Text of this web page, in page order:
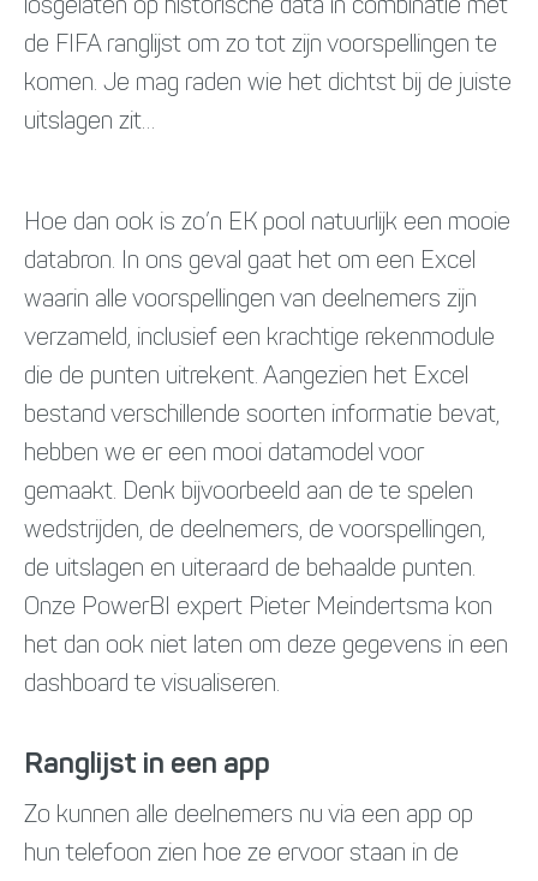
losgelaten op historische data in combinatie met
de FIFA ranglijst om zo tot zijn voorspellingen te
komen. Je mag raden wie het dichtst bij de juiste
uitslagen zit…
Hoe dan ook is zo’n EK pool natuurlijk een mooie
databron. In ons geval gaat het om een Excel
waarin alle voorspellingen van deelnemers zijn
verzameld, inclusief een krachtige rekenmodule
die de punten uitrekent. Aangezien het Excel
bestand verschillende soorten informatie bevat,
hebben we er een mooi datamodel voor
gemaakt. Denk bijvoorbeeld aan de te spelen
wedstrijden, de deelnemers, de voorspellingen,
de uitslagen en uiteraard de behaalde punten.
Onze PowerBI expert Pieter Meindertsma kon
het dan ook niet laten om deze gegevens in een
dashboard te visualiseren.
Ranglijst in een app
Zo kunnen alle deelnemers nu via een app op
hun telefoon zien hoe ze ervoor staan in de